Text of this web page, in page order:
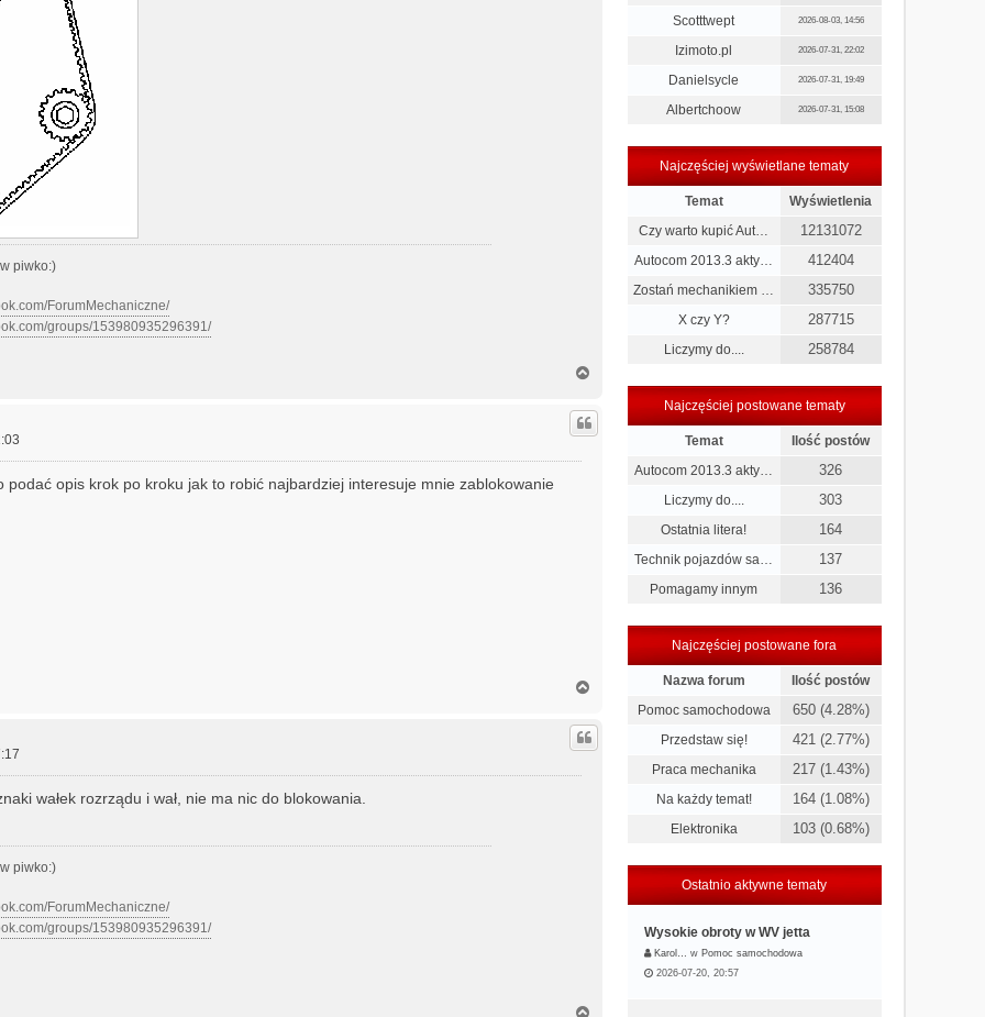
piwko:)
ForumMechaniczne/
groups/153980935296391/
g
r
podać opis krok po kroku jak to robić najbardziej interesuje mnie zablokowanie
g
r
wałek rozrządu i wał, nie ma nic do blokowania.
piwko:)
ForumMechaniczne/
groups/153980935296391/
Scotttwept 2026-08-03, 14:56
Izimoto.pl 2026-07-31, 22:02
Danielsycle 2026-07-31, 19:49
Albertchoow 2026-07-31, 15:08
Najczęściej wyświetlane tematy
Temat
Wyświetlenia
Czy warto kupić Aut…
12131072
Autocom 2013.3 akty… 412404
Zostań mechanikiem … 335750
X czy Y? 287715
Liczymy do.... 258784
Najczęściej postowane tematy
Temat
Ilość postów
Autocom 2013.3 akty…
326
Liczymy do.... 303
Ostatnia litera! 164
Technik pojazdów sa… 137
Pomagamy innym 136
Najczęściej postowane fora
Nazwa forum
Ilość postów
Pomoc samochodowa
650 (4.28%)
Przedstaw się! 421 (2.77%)
Praca mechanika 217 (1.43%)
Na każdy temat! 164 (1.08%)
Elektronika 103 (0.68%)
Ostatnio aktywne tematy
Wysokie obroty w WV jetta
Karol… w Pomoc samochodowa
2026-07-20, 20:57